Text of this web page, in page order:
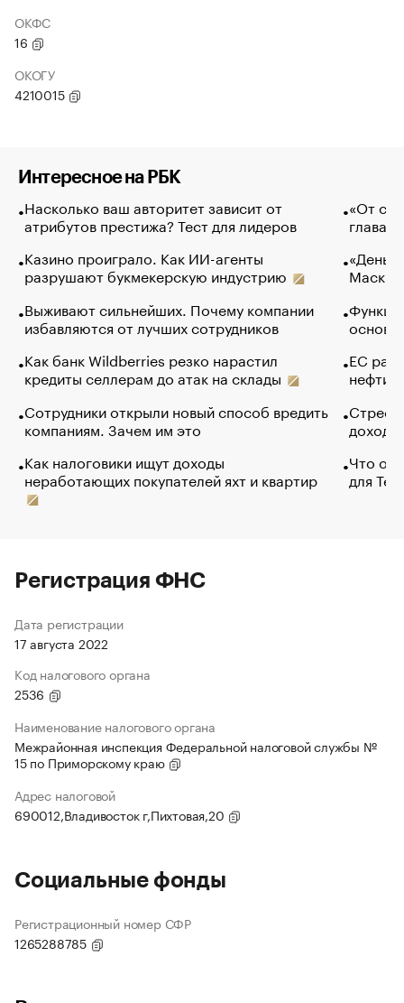
ОКФС
16
ОКОГУ
4210015
Интересное на РБК
Насколько ваш авторитет зависит от
атрибутов престижа? Тест для лидеров
Казино проиграло. Как ИИ-агенты
разрушают букмекерскую индустрию
Выживают сильнейших. Почему компании
избавляются от лучших сотрудников
Как банк Wildberries резко нарастил
кредиты селлерам до атак на склады
Сотрудники открыли новый способ вредить
компаниям. Зачем им это
Как налоговики ищут доходы
неработающих покупателей яхт и квартир
«От
глава
Маск в
основ
ЕС
нефти
Что
для
Регистрация ФНС
Дата регистрации
17 августа 2022
Код налогового органа
2536
Наименование налогового органа
Межрайонная инспекция Федеральной налоговой службы №
15 по Приморскому краю
Адрес налоговой
690012,Владивосток г,Пихтовая,20
Социальные фонды
Регистрационный номер СФР
1265288785